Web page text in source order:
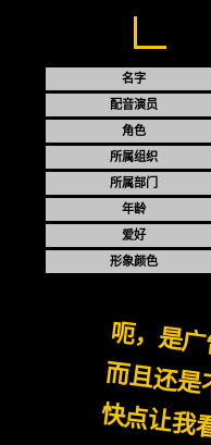
名字
配音演员
角色
所属组织
所属部门
年龄
爱好
形象颜色
呃，是广
而且还是
快点让我